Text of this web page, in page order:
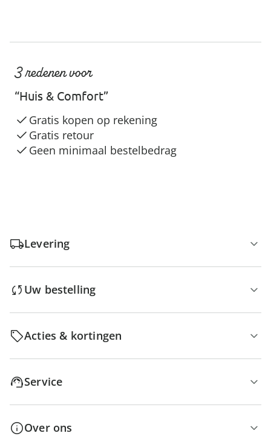
3 redenen voor
“Huis & Comfort”
Gratis kopen op rekening
Gratis retour
Geen minimaal bestelbedrag
Levering
Uw bestelling
Acties & kortingen
Service
Over ons